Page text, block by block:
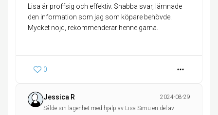
Lisa är proffsig och effektiv. Snabba svar, lämnade
den information som jag som köpare behövde.
Mycket nöjd, rekommenderar henne gärna.
0
Jessica R
2024-08-29
Sålde sin lägenhet med hjälp av Lisa Simu en del av